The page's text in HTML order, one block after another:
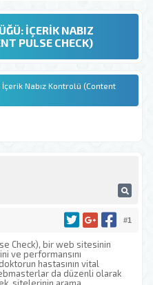
İÇERIK NABIZ
PULSE CHECK)
Nabız Kontrolü (Content
#1
Check), bir web sitesinin
ve performansını
hastasının vital
da düzenli olarak